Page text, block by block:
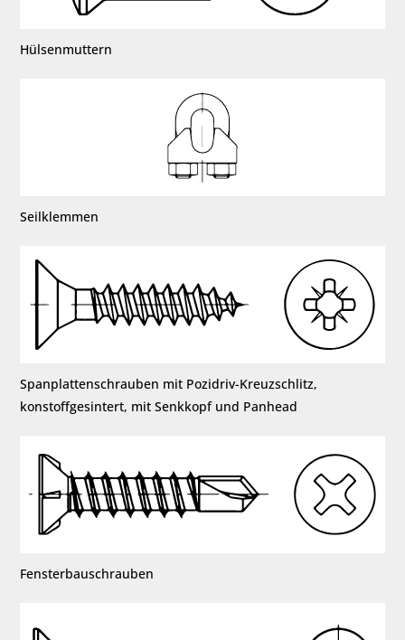
Hülsenmuttern
Seilklemmen
Spanplattenschrauben mit Pozidriv-Kreuzschlitz,
konstoffgesintert, mit Senkkopf und Panhead
Fensterbauschrauben